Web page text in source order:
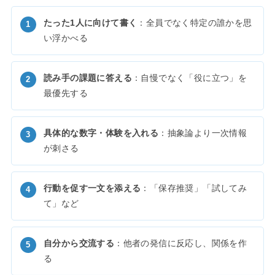
たった1人に向けて書く
：全員でなく特定の誰かを思
い浮かべる
読み手の課題に答える ：自慢でなく「役に立つ」を
最優先する
具体的な数字・体験を入れる ：抽象論より一次情報
が刺さる
行動を促す一文を添える ：「保存推奨」「試してみ
て」など
自分から交流する ：他者の発信に反応し、関係を作
る